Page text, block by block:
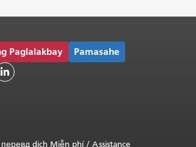
Paglalakbay Pamasahe

перевд dịch Miễn phí/ Assistance